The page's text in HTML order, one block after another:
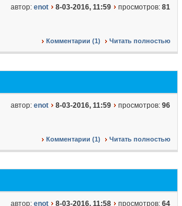
автор: enot 8-03-2016, 11:59 просмотров: 81
Комментарии (1) Читать полностью
автор: enot 8-03-2016, 11:59 просмотров: 96
Комментарии (1) Читать полностью
автор: enot 8-03-2016, 11:58 просмотров: 64